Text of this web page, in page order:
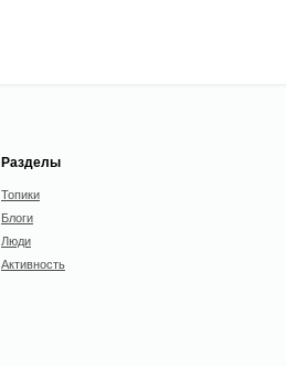
Разделы
Топики
Блоги
Люди
Активность